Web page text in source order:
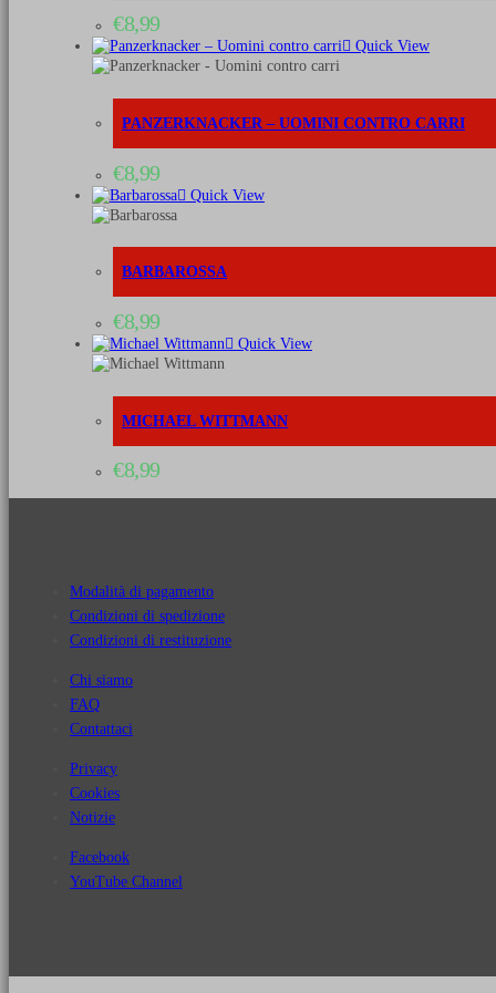
€8,99
Quick View
PANZERKNACKER – UOMINI CONTRO CARRI
€8,99
Quick View
BARBAROSSA
€8,99
Quick View
MICHAEL WITTMANN
€8,99
Modalità di pagamento
Condizioni di spedizione
Condizioni di restituzione
Chi siamo
FAQ
Contattaci
Privacy
Cookies
Notizie
Facebook
YouTube Channel